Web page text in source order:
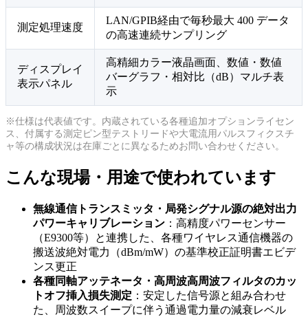
測定処理速度
LAN/GPIB経由で毎秒最大 400 データ
の高速連続サンプリング
ディスプレイ
表示パネル
高精細カラー液晶画面、数値・数値
バーグラフ・相対比（dB）マルチ表
示
※仕様は代表値です。内蔵されている各種追加オプションライセン
ス、付属する測定ピン型テストリードや大電流用パルスフィクスチ
ャ等の構成状況は在庫ごとに異なるためお問い合わせください。
こんな現場・用途で使われています
無線通信トランスミッタ・局発シグナル源の絶対出力
パワーキャリブレーション ：高精度パワーセンサー
（E9300等）と連携した、各種ワイヤレス通信機器の
搬送波絶対電力（dBm/mW）の基準校正証明書エビデ
ンス更正
各種同軸アッテネータ・高周波高周波フィルタのカッ
トオフ挿入損失測定 ：安定した信号源と組み合わせ
た、周波数スイープに伴う通過電力量の減衰レベル